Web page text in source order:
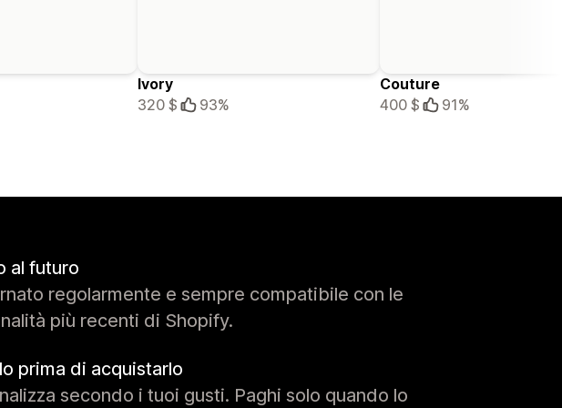
Ivory
320 $
93%
Couture
400 $
91%
al futuro
regolarmente e sempre compatibile con le
più recenti di Shopify.
prima di acquistarlo
secondo i tuoi gusti. Paghi solo quando lo